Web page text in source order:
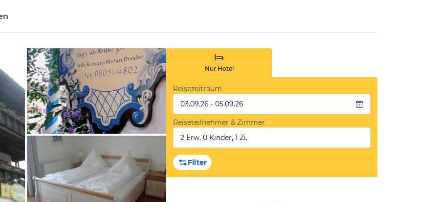
von Rainer , Juli 2022
Nur Hotel
Reisezeitraum
03.09.26 - 05.09.26
Reiseteilnehmer & Zimmer
2 Erw, 0 Kinder, 1 Zi.
Filter